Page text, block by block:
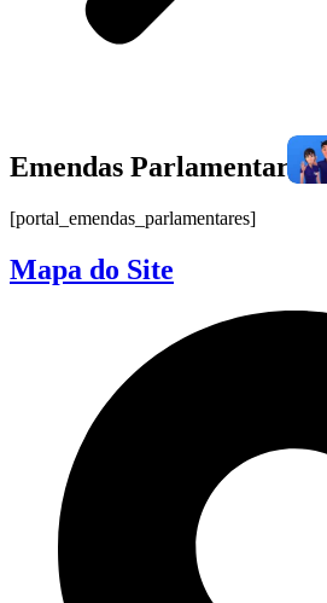
Emendas Parlamentares
[portal_emendas_parlamentares]
Mapa do Site